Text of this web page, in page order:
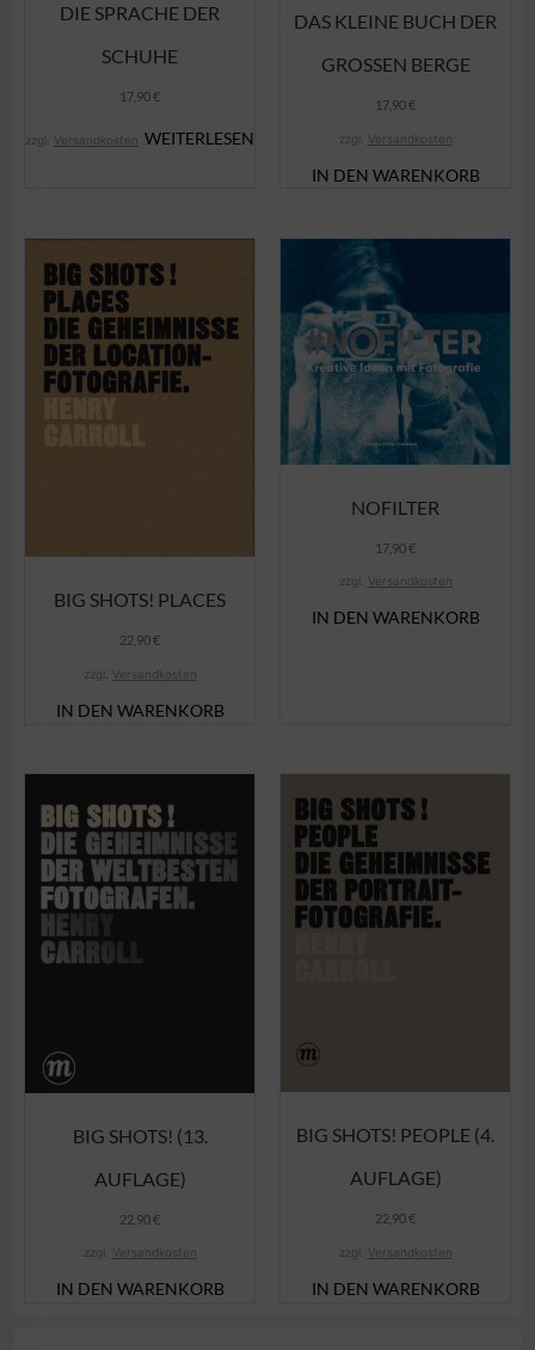
DIE SPRACHE DER
SCHUHE
17,90€
zzgl. Versandkosten WEITERLESEN
DAS KLEINE BUCH DER
GROSSEN BERGE
17,90€
zzgl. Versandkosten
IN DEN WARENKORB
BIG SHOTS! PLACES
22,90€
zzgl. Versandkosten
IN DEN WARENKORB
NOFILTER
17,90€
zzgl. Versandkosten
IN DEN WARENKORB
BIG SHOTS! (13.
AUFLAGE)
22,90€
zzgl. Versandkosten
IN DEN WARENKORB
BIG SHOTS! PEOPLE (4.
AUFLAGE)
22,90€
zzgl. Versandkosten
IN DEN WARENKORB